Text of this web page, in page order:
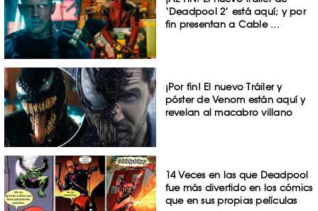
‘Deadpool 2’ está aquí; y por
fin presentan a Cable ...
¡Por fin! El nuevo Tráiler y
póster de Venom están aquí y
revelan al macabro villano
14 Veces en las que Deadpool
fue más divertido en los cómics
que en sus propias películas